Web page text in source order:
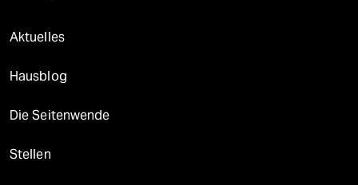
Aktuelles
Hausblog
Die Seitenwende
Stellen